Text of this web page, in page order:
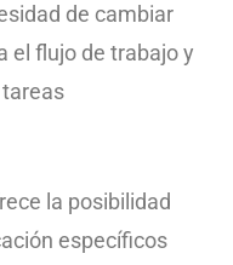
de cambiar
el flujo de trabajo y
la posibilidad
específicos